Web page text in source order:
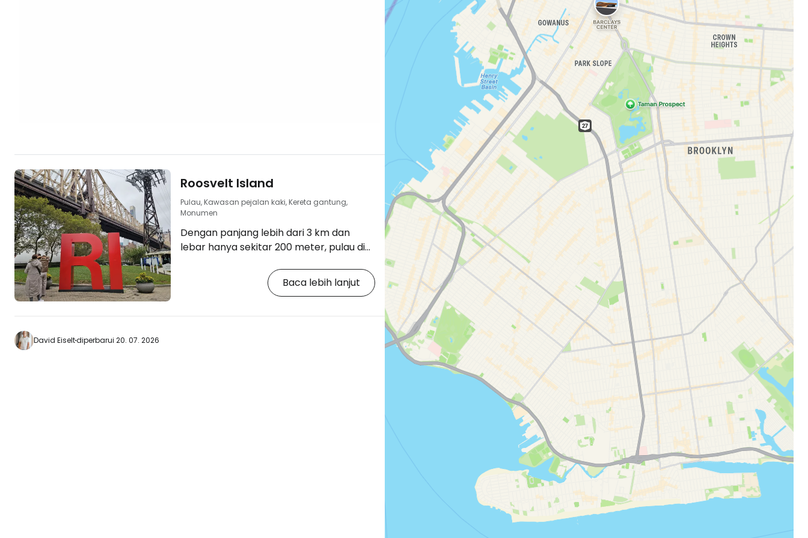
Roosvelt Island
Pulau, Kawasan pejalan kaki, Kereta gantung,
Monumen
Dengan panjang lebih dari 3 km dan
lebar hanya sekitar 200 meter, pulau di
penduduk setempat maupun wisatawan
berkat jalan-jalan tepi sungai yang indah,
Baca lebih lanjut
David Eiseltdiperbarui 20. 07. 2026